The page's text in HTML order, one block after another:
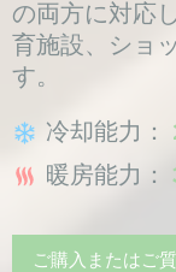
の両方に対応
育施設、ショ
す。
冷却能力：
暖房能力：
ご購入またはご